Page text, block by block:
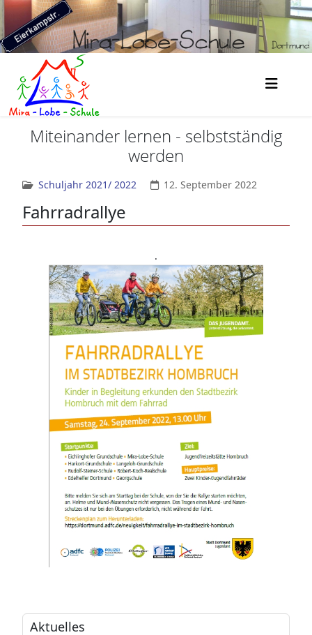
Miteinander lernen - selbstständig
werden
Schuljahr 2021/ 2022 12. September 2022
Fahrradrallye
.
Aktuelles